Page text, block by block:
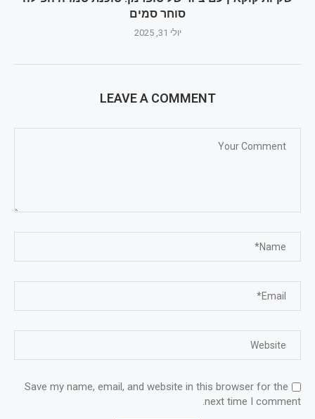
סוחר סמים
יולי 31, 2025
LEAVE A COMMENT
Save my name, email, and website in this browser for the
next time I comment.